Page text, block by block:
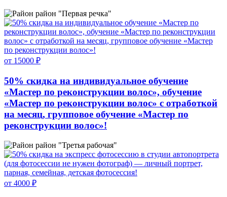
район "Первая речка"
от 15000 ₽
50% скидка на индивидуальное обучение
«Мастер по реконструкции волос», обучение
«Мастер по реконструкции волос» с отработкой
на месяц, групповое обучение «Мастер по
реконструкции волос»!
район "Третья рабочая"
от 4000 ₽